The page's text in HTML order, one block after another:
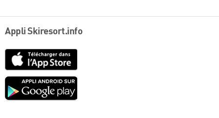
Appli Skiresort.info
Google